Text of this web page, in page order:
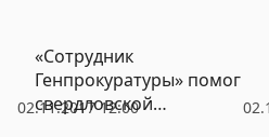
02.11.2017 12:00
«Сотрудник
Генпрокуратуры» помог
свердловской